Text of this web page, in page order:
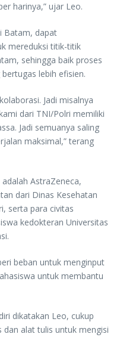
harinya,” ujar Leo.
Batam, dapat
mereduksi titik-titik
sehingga baik proses
lebih efisien.
Jadi misalnya
dari TNI/Polri memiliki
Jadi semuanya saling
maksimal,” terang
AstraZeneca,
dari Dinas Kesehatan
serta para civitas
kedokteran Universitas
beban untuk menginput
untuk membantu
dikatakan Leo, cukup
alat tulis untuk mengisi